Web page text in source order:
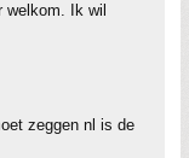
welkom. Ik wil
zeggen nl is de